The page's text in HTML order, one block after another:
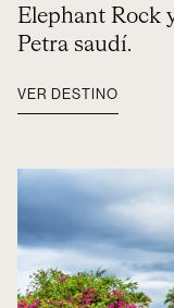
Elephant Rock
Petra saudí.
VER DESTINO